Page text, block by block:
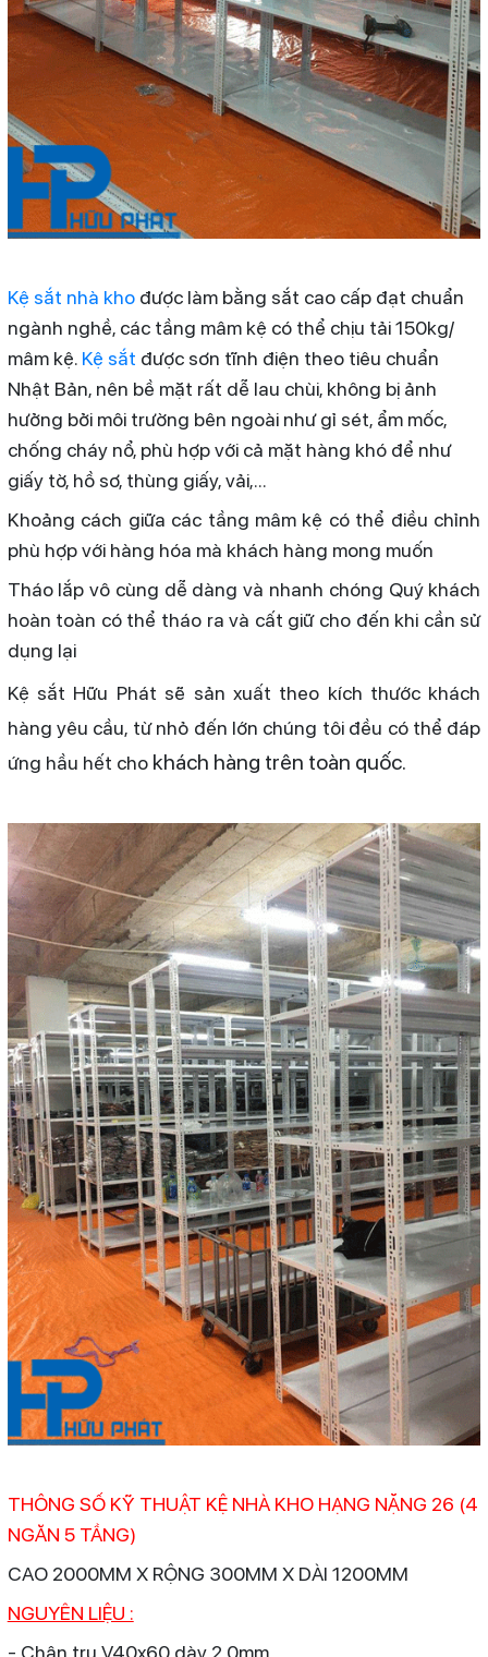
Kệ sắt nhà khođược làm bằng sắt cao cấp đạt chuẩn
ngành nghề, các tầng mâm kệ có thể chịu tải 150kg/
mâm kệ. Kệ sắt được sơn tĩnh điện theo tiêu chuẩn
Nhật Bản, nên bề mặt rất dễ lau chùi, không bị ảnh
hưởng bởi môi trường bên ngoài như gỉ sét, ẩm mốc,
chống cháy nổ, phù hợp với cả mặt hàng khó để như
giấy tờ, hồ sơ, thùng giấy, vải,...
Khoảng cách giữa các tầng mâm kệ có thể điều chỉnh
phù hợp với hàng hóa mà khách hàng mong muốn
Tháo lắp vô cùng dễ dàng và nhanh chóng Quý khách
hoàn toàn có thể tháo ra và cất giữ cho đến khi cần sử
dụng lại
Kệ sắt Hữu Phát sẽ sản xuất theo kích thước khách
hàng yêu cầu, từ nhỏ đến lớn chúng tôi đều có thể đáp
ứng hầu hết cho khách hàng trên toàn quốc.
THÔNG SỐ KỸ THUẬT KỆ NHÀ KHO HẠNG NẶNG 26 (4
NGĂN 5 TẦNG)
CAO 2000MM X RỘNG 300MM X DÀI 1200MM
NGUYÊN LIỆU :
- Chân trụ V40x60 dày 2.0mm